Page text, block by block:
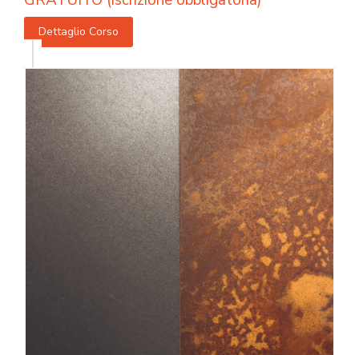
Dettaglio Corso